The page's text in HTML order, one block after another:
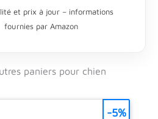
ainsi la durabilité et
neuf du produit pendant
années. Fuufee
: coussin chien
et prix à jour – informations
fournies par Amazon
paniers pour chien
-5%